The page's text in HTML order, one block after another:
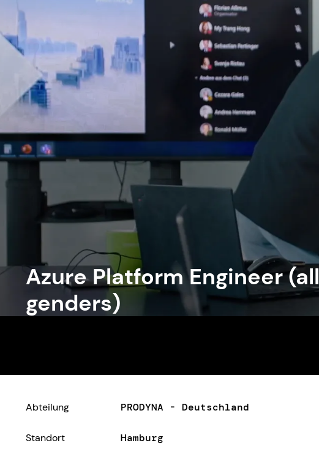
Azure Platform Engineer (all
genders)
Abteilung PRODYNA - Deutschland
Standort Hamburg